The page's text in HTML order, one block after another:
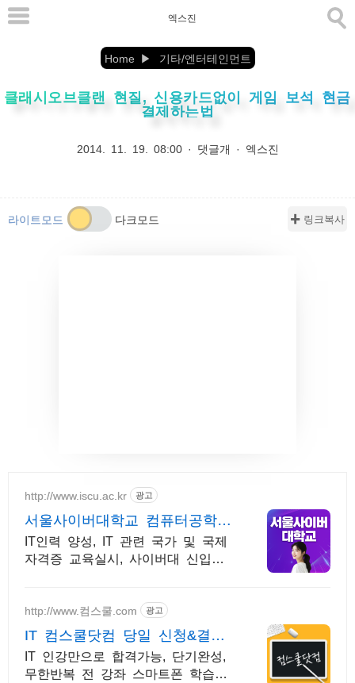
본
바
엑스진
Home 기타/엔터테인먼트
클래시오브클랜 현질, 신용카드없이 게임 보석 현금
결제하는법
2014. 11. 19. 08:00· 댓글개 · 엑스진
✚ 링크복사
http://www.iscu.ac.kr 광고
서울사이버대학교 컴퓨터공학과
2026 가을학기 신편입생
IT인력 양성, IT 관련 국가 및 국제
자격증 교육실시, 사이버대 신입생
http://www.컴스쿨.com 광고
IT 컴스쿨닷컴 당일 신청&결제
시 기프티콘!
IT 인강만으로 합격가능, 단기완성,
무한반복 전 강좌 스마트폰 학습가